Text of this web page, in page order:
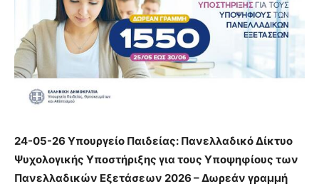
24-05-26 Υπουργείο Παιδείας: Πανελλαδικό Δίκτυο
Ψυχολογικής Υποστήριξης για τους Υποψηφίους των
Πανελλαδικών Εξετάσεων 2026 – Δωρεάν γραμμή